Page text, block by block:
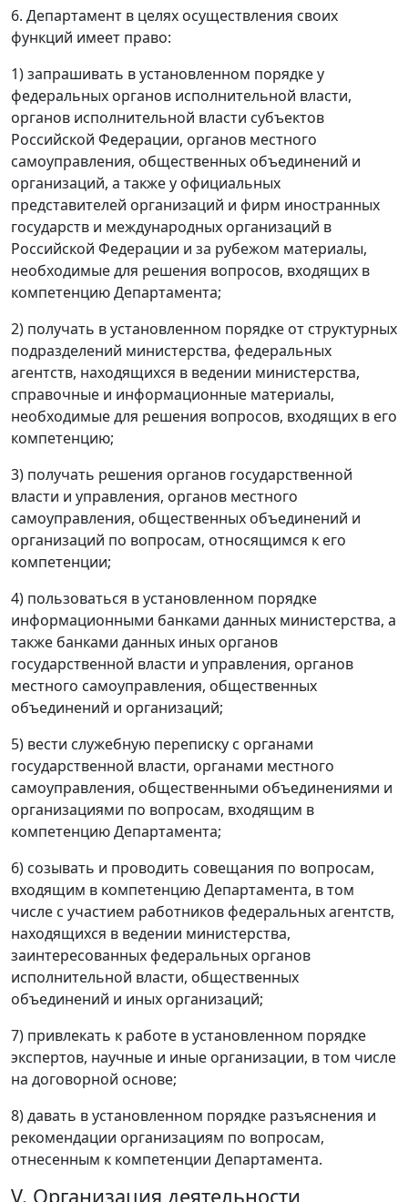
6. Департамент в целях осуществления своих
функций имеет право:
1) запрашивать в установленном порядке у
федеральных органов исполнительной власти,
органов исполнительной власти субъектов
Российской Федерации, органов местного
самоуправления, общественных объединений и
организаций, а также у официальных
представителей организаций и фирм иностранных
государств и международных организаций в
Российской Федерации и за рубежом материалы,
необходимые для решения вопросов, входящих в
компетенцию Департамента;
2) получать в установленном порядке от структурных
подразделений министерства, федеральных
агентств, находящихся в ведении министерства,
справочные и информационные материалы,
необходимые для решения вопросов, входящих в его
компетенцию;
3) получать решения органов государственной
власти и управления, органов местного
самоуправления, общественных объединений и
организаций по вопросам, относящимся к его
компетенции;
4) пользоваться в установленном порядке
информационными банками данных министерства, а
также банками данных иных органов
государственной власти и управления, органов
местного самоуправления, общественных
объединений и организаций;
5) вести служебную переписку с органами
государственной власти, органами местного
самоуправления, общественными объединениями и
организациями по вопросам, входящим в
компетенцию Департамента;
6) созывать и проводить совещания по вопросам,
входящим в компетенцию Департамента, в том
числе с участием работников федеральных агентств,
находящихся в ведении министерства,
заинтересованных федеральных органов
исполнительной власти, общественных
объединений и иных организаций;
7) привлекать к работе в установленном порядке
экспертов, научные и иные организации, в том числе
на договорной основе;
8) давать в установленном порядке разъяснения и
рекомендации организациям по вопросам,
отнесенным к компетенции Департамента.
V. Организация деятельности